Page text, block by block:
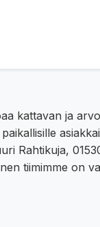
kattavan ja
Rahtikuja,
tiimimme on